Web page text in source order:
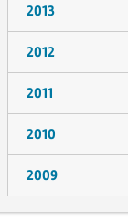
2013
2012
2011
2010
2009